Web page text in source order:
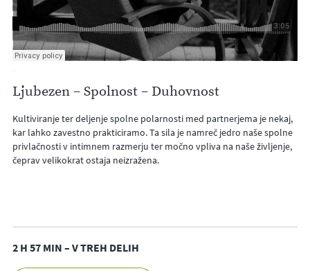
·
Ljubezen – Spolnost – Duhovnost
Kultiviranje ter deljenje spolne polarnosti med partnerjema je nekaj,
kar lahko zavestno prakticiramo. Ta sila je namreč jedro naše spolne
privlačnosti v intimnem razmerju ter močno vpliva na naše življenje,
čeprav velikokrat ostaja neizražena.
2 H 57 MIN – V TREH DELIH